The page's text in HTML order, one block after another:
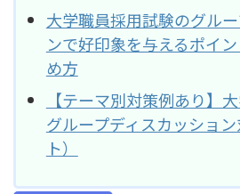
大学職員採用試験のグル
ンで好印象を与えるポイ
め方
【テーマ別対策例あり】
グループディスカッショ
ト）